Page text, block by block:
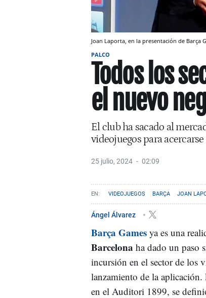
Joan Laporta, en la presentación de Barça
PALCO
Todos los
el nuevo
El club ha sacado al
videojuegos para
25 julio, 2024 02:09
VIDEOJUEGOS BARÇA JOAN
Ángel Álvarez
Barça Games ya es una
Barcelona ha dado un paso
incursión en el sector de los
lanzamiento de la aplicación.
en el Auditori 1899, se